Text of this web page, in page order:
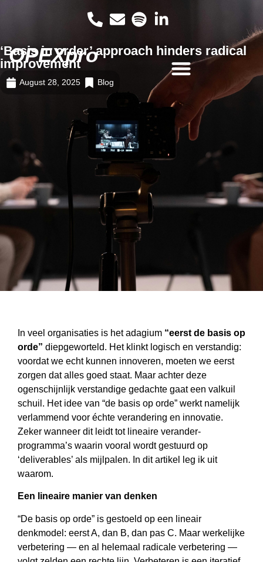
OPEXpro
‘Basis in order’ approach hinders radical
improvement
August 28, 2025 Blog
In veel organisaties is het adagium “eerst de basis op
orde” diepgeworteld. Het klinkt logisch en verstandig:
voordat we echt kunnen innoveren, moeten we eerst
zorgen dat alles goed staat. Maar achter deze
ogenschijnlijk verstandige gedachte gaat een valkuil
schuil. Het idee van “de basis op orde” werkt namelijk
verlammend voor échte verandering en innovatie.
Zeker wanneer dit leidt tot lineaire verander-
programma’s waarin vooral wordt gestuurd op
‘deliverables’ als mijlpalen. In dit artikel leg ik uit
waarom.
Een lineaire manier van denken
“De basis op orde” is gestoeld op een lineair
denkmodel: eerst A, dan B, dan pas C. Maar werkelijke
verbetering — en al helemaal radicale verbetering —